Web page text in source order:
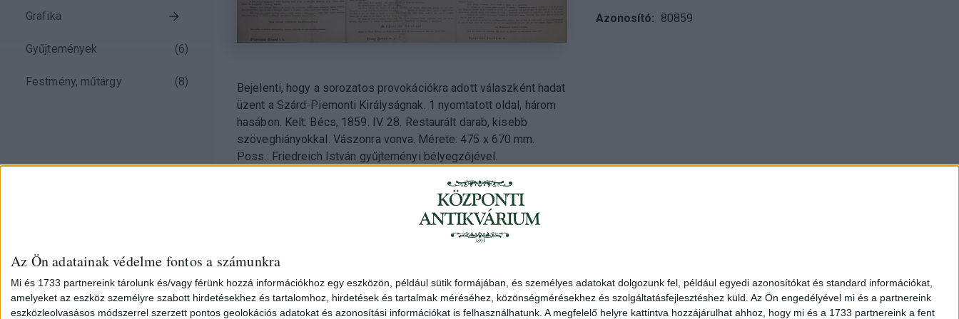
Az Ön adatainak védelme fontos a számunkra
Mi és 1733 partnereink tárolunk és/vagy férünk hozzá információkhoz egy eszközön, például sütik formájában, és személyes adatokat dolgozunk fel, például egyedi azonosítókat és standard információkat,
amelyeket az eszköz személyre szabott hirdetésekhez és tartalomhoz, hirdetések és tartalmak méréséhez, közönségmérésekhez és szolgáltatásfejlesztéshez küld. Az Ön engedélyével mi és a partnereink
eszközleolvasásos módszerrel szerzett pontos geolokációs adatokat és azonosítási információkat is felhasználhatunk. A megfelelő helyre kattintva hozzájárulhat ahhoz, hogy mi és a 1733 partnereink a fent
Grafika
Gyűjtemények (6)
Festmény, műtárgy (8)
Azonosító 80859
Bejelenti, hogy a sorozatos provokációkra adott válaszként hadat
üzent a Szárd-Piemonti Királyságnak. 1 nyomtatott oldal, három
hasábon. Kelt: Bécs, 1859. IV. 28. Restaurált darab, kisebb
szöveghiányokkal. Vászonra vonva. Mérete: 475 x 670 mm.
Poss.: Friedreich István gyűjteményi bélyegzőjével.
Nyitva: hétköznap 10-18h, szombat 10-14h
Email: eladas@kozpontiantikvarium.hu